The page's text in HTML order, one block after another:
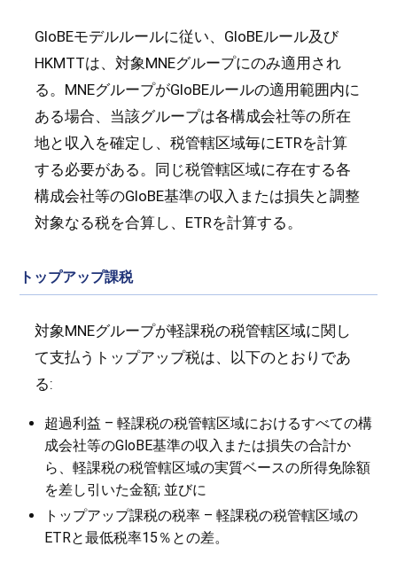
GloBEモデルルールに従い、GloBEルール及び
HKMTTは、対象MNEグループにのみ適用され
る。MNEグループがGloBEルールの適用範囲内に
ある場合、当該グループは各構成会社等の所在
地と収入を確定し、税管轄区域毎にETRを計算
する必要がある。同じ税管轄区域に存在する各
構成会社等のGloBE基準の収入または損失と調整
対象なる税を合算し、ETRを計算する。
トップアップ課税
対象MNEグループが軽課税の税管轄区域に関し
て支払うトップアップ税は、以下のとおりであ
る:
超過利益 – 軽課税の税管轄区域におけるすべての構
成会社等のGloBE基準の収入または損失の合計か
ら、軽課税の税管轄区域の実質ベースの所得免除額
を差し引いた金額; 並びに
トップアップ課税の税率 – 軽課税の税管轄区域の
ETRと最低税率15％との差。